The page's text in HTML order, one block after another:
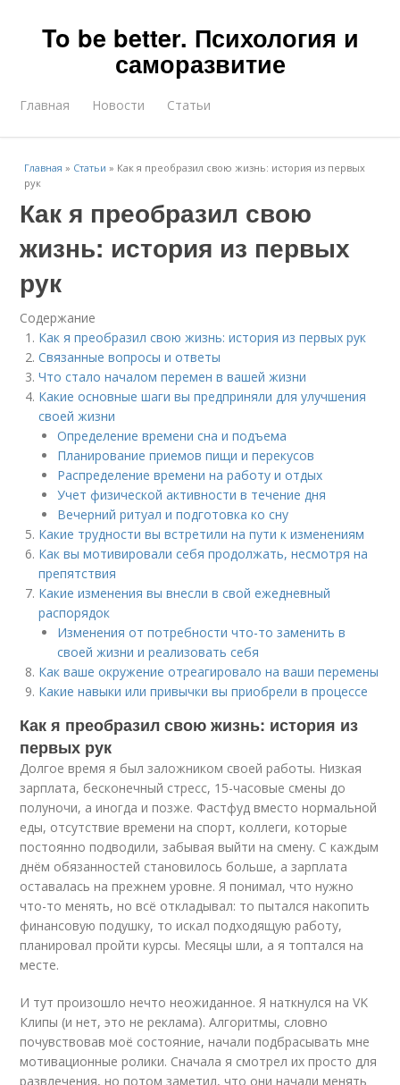
To be better. Психология и
саморазвитие
Главная Новости Статьи
Главная » Статьи » Как я преобразил свою жизнь: история из первых
рук
Как я преобразил свою
жизнь: история из первых
рук
Содержание
Как я преобразил свою жизнь: история из первых рук
Связанные вопросы и ответы
Что стало началом перемен в вашей жизни
Какие основные шаги вы предприняли для улучшения
своей жизни
Определение времени сна и подъема
Планирование приемов пищи и перекусов
Распределение времени на работу и отдых
Учет физической активности в течение дня
Вечерний ритуал и подготовка ко сну
Какие трудности вы встретили на пути к изменениям
Как вы мотивировали себя продолжать, несмотря на
препятствия
Какие изменения вы внесли в свой ежедневный
распорядок
Изменения от потребности что-то заменить в
своей жизни и реализовать себя
Как ваше окружение отреагировало на ваши перемены
Какие навыки или привычки вы приобрели в процессе
Как я преобразил свою жизнь: история из
первых рук
Долгое время я был заложником своей работы. Низкая
зарплата, бесконечный стресс, 15-часовые смены до
полуночи, а иногда и позже. Фастфуд вместо нормальной
еды, отсутствие времени на спорт, коллеги, которые
постоянно подводили, забывая выйти на смену. С каждым
днём обязанностей становилось больше, а зарплата
оставалась на прежнем уровне. Я понимал, что нужно
что-то менять, но всё откладывал: то пытался накопить
финансовую подушку, то искал подходящую работу,
планировал пройти курсы. Месяцы шли, а я топтался на
месте.
И тут произошло нечто неожиданное. Я наткнулся на VK
Клипы (и нет, это не реклама). Алгоритмы, словно
почувствовав моё состояние, начали подбрасывать мне
мотивационные ролики. Сначала я смотрел их просто для
развлечения, но потом заметил, что они начали менять